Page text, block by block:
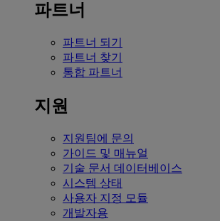
파트너
파트너 되기
파트너 찾기
통합 파트너
지원
지원팀에 문의
가이드 및 매뉴얼
기술 문서 데이터베이스
시스템 상태
사용자 지정 모듈
개발자용